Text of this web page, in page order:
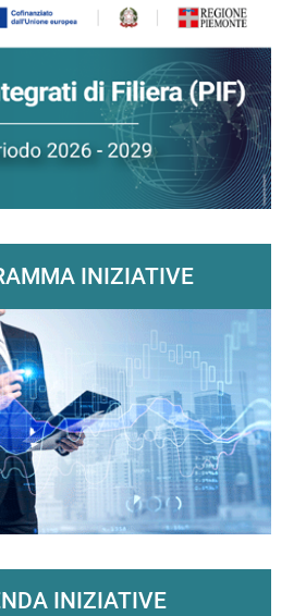
INIZIATIVE
INIZIATIVE